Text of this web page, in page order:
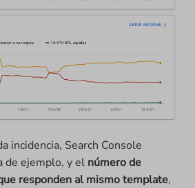
incidencia, Search Console
de ejemplo, y el número de
responden al mismo template,